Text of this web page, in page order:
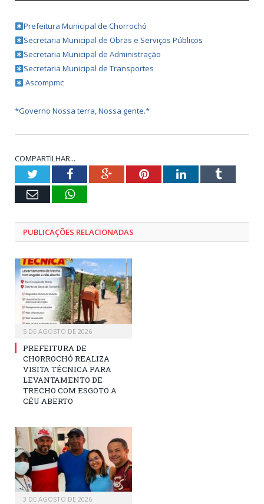
Prefeitura Municipal de Chorrochó
Secretaria Municipal de Obras e Serviços Públicos
Secretaria Municipal de Administração
Secretaria Municipal de Transportes
Ascompmc
*Governo Nossa terra, Nossa gente.*
COMPARTILHAR...
TwitterFacebookGoogle+PinterestLinkedInTumblr
E-
WhatsApp
PUBLICAÇÕES RELACIONADAS
5 DE AGOSTO DE 2026
PREFEITURA DE
CHORROCHÓ REALIZA
VISITA TÉCNICA PARA
LEVANTAMENTO DE
TRECHO COM ESGOTO A
CÉU ABERTO
3 DE AGOSTO DE 2026